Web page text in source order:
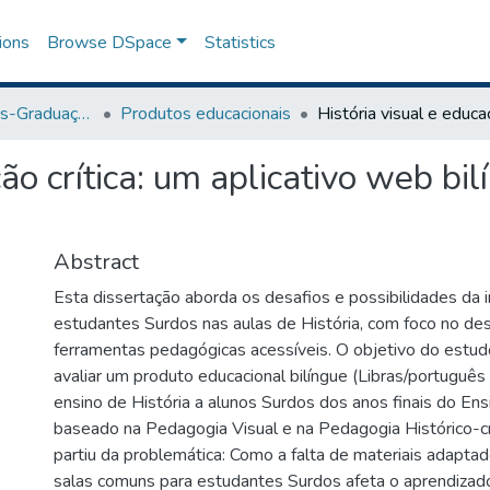
Browse DSpace Statistics
Programa de Pós-Graduação em Educação Produtos educacionais
crítica: um aplicativo web
Abstract
Esta dissertação aborda os desafios e possibilidades da
estudantes Surdos nas aulas de História, com foco no
ferramentas pedagógicas acessíveis. O objetivo do
avaliar um produto educacional bilíngue (Libras/
ensino de História a alunos Surdos dos anos finais do
baseado na Pedagogia Visual e na Pedagogia Histórico-
partiu da problemática: Como a falta de materiais
salas comuns para estudantes Surdos afeta o